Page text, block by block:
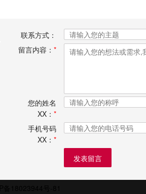
联系方式：
留言内容： *
您的姓名
XX： *
手机号码
XX： *
发表留言